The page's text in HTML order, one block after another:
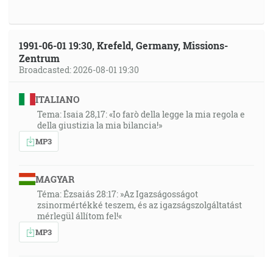
1991-06-01 19:30, Krefeld, Germany, Missions-
Zentrum
Broadcasted: 2026-08-01 19:30
ITALIANO
Tema: Isaia 28,17: «Io farò della legge la mia regola e
della giustizia la mia bilancia!»
MP3
MAGYAR
Téma: Ézsaiás 28:17: »Az Igazságosságot
zsinormértékké teszem, és az igazságszolgáltatást
mérlegül állítom fel!«
MP3